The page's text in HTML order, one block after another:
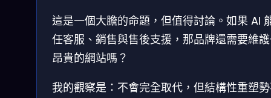
這是一個大膽的命題，但值得討論。如果 AI
任客服、銷售與售後支援，那品牌還需要維
昂貴的網站嗎？
我的觀察是：不會完全取代，但結構性重塑